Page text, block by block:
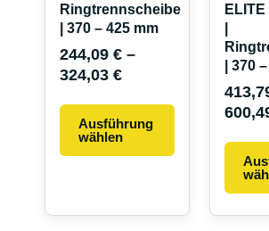
Ringtrennscheibe
| 370 – 425 mm
244,09€ –
324,03€
Ausführung
wählen
der
Produktseite
| 370